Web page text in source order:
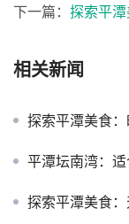
下一篇： 探索平
相关新闻
探索平潭美食
平潭坛南湾：适合
探索平潭美食